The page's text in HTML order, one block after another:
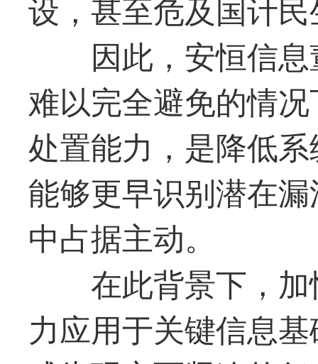
因此，安恒信
难以完全避免的情
处置能力，是降低
能够更早识别潜在
中占据主动。
在此背景下，
力应用于关键信息